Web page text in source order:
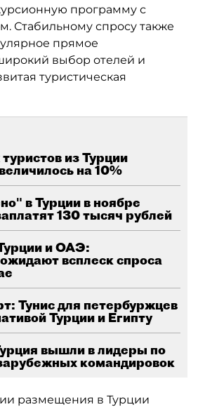
программу с
Стабильному спросу также
прямое
выбор отелей и
туристическая
из Турции
на 10%
в Турции в ноябре
130 тысяч рублей
и ОАЭ:
всплеск спроса
Тунис для петербуржцев
Турции и Египту
вышли в лидеры по
командировок
размещения в Турции